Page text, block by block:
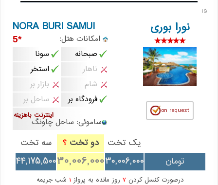
15
نورا بوری NORA BURI SAMUI
امکانات هتل: *5
صبحانه
سونا
ناهار
استخر
شام
بازار بر
فرودگاه بر
ساحل بر
اینترنت باهزینه
ساموئی: ساحل چاونگ
یک تخت دو تخت؟
سه تخت
تومان
30,006,000
30,006,000
44,175,500
درصورت کنسل کردن 7 روز مانده به پرواز شب جریمه